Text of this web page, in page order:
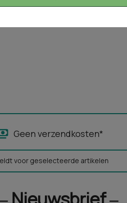
Geen verzendkosten*
voor geselecteerde artikelen